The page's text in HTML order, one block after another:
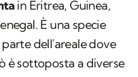
in Eritrea, Guinea,
È una specie
dell'areale dove
è sottoposta a diverse